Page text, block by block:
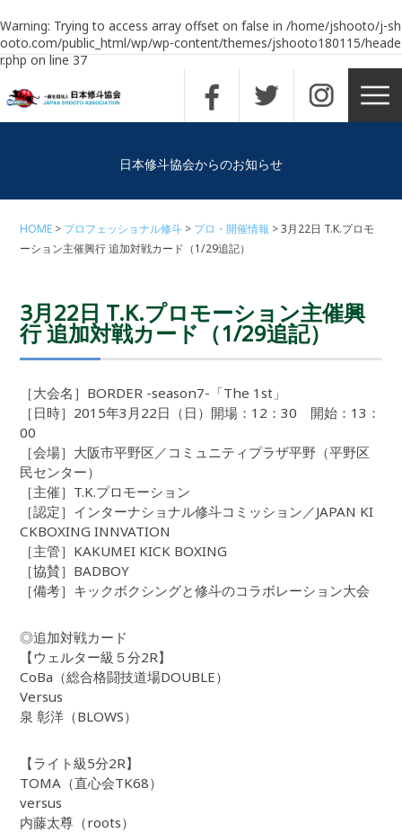
Warning: Trying to access array offset on false in /home/jshooto/j-sh
ooto.com/public_html/wp/wp-content/themes/jshooto180115/heade
r.phpon line37
日本修斗協会からのお知らせ
HOME プロフェッショナル修斗 プロ・開催情報
3月22日 T.K.プロモ
ーション主催興行 追加対戦カード（1/29追記）
3月22日 T.K.プロモーション主催興
行 追加対戦カード（1/29追記）
［大会名］BORDER -season7-「The 1st」
［日時］2015年3月22日（日）開場：12：30 開始：13：
00
［会場］大阪市平野区／コミュニティプラザ平野（平野区
民センター）
［主催］T.K.プロモーション
［認定］インターナショナル修斗コミッション／JAPAN KI
CKBOXING INNVATION
［主管］KAKUMEI KICK BOXING
［協賛］BADBOY
［備考］キックボクシングと修斗のコラボレーション大会
◎追加対戦カード
【ウェルター級５分2R】
CoBa（総合格闘技道場DOUBLE）
Versus
泉 彰洋（BLOWS）
【ライト級5分2R】
TOMA（直心会TK68）
versus
内藤太尊（roots）